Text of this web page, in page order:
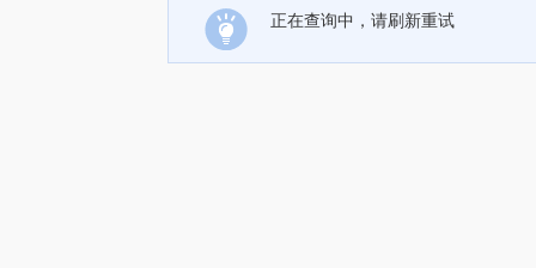
正在查询中，请刷新重试